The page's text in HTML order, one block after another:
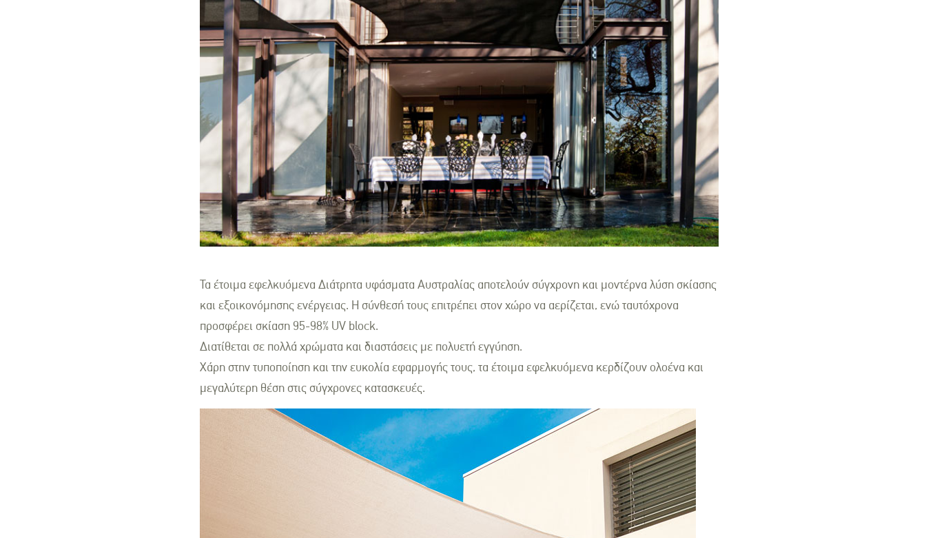
Τα έτοιμα εφελκυόμενα Διάτρητα υφάσματα Αυστραλίας αποτελούν σύγχρονη και μοντέρνα λύση σκίασης
και εξοικονόμησης ενέργειας. Η σύνθεσή τους επιτρέπει στον χώρο να αερίζεται, ενώ ταυτόχρονα
προσφέρει σκίαση 95-98% UV block.
Διατίθεται σε πολλά χρώματα και διαστάσεις με πολυετή εγγύηση.
Χάρη στην τυποποίηση και την ευκολία εφαρμογής τους, τα έτοιμα εφελκυόμενα κερδίζουν ολοένα και
μεγαλύτερη θέση στις σύγχρονες κατασκευές.